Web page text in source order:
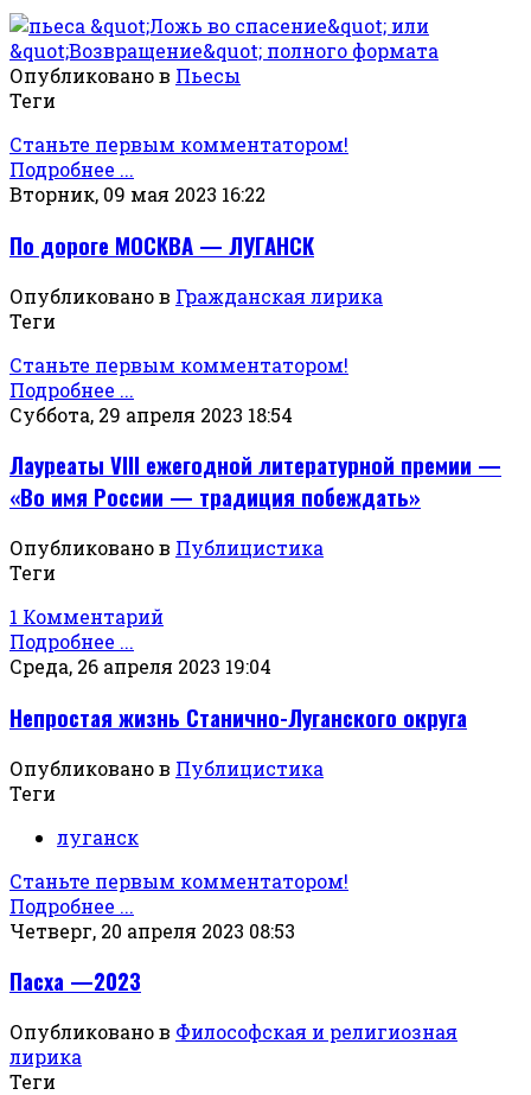
Опубликовано в Пьесы
Теги
Станьте первым комментатором!
Подробнее ...
Вторник, 09 мая 2023 16:22
По дороге МОСКВА — ЛУГАНСК
Опубликовано в Гражданская лирика
Теги
Станьте первым комментатором!
Подробнее ...
Суббота, 29 апреля 2023 18:54
Лауреаты VIII ежегодной литературной премии —
«Во имя России — традиция побеждать»
Опубликовано в Публицистика
Теги
1 Комментарий
Подробнее ...
Среда, 26 апреля 2023 19:04
Непростая жизнь Станично-Луганского округа
Опубликовано в Публицистика
Теги
луганск
Станьте первым комментатором!
Подробнее ...
Четверг, 20 апреля 2023 08:53
Пасха —2023
Опубликовано в Философская и религиозная
лирика
Теги